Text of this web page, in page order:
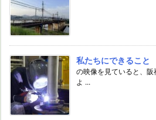
私たちにできること
の映像を見ていると、
よ ...